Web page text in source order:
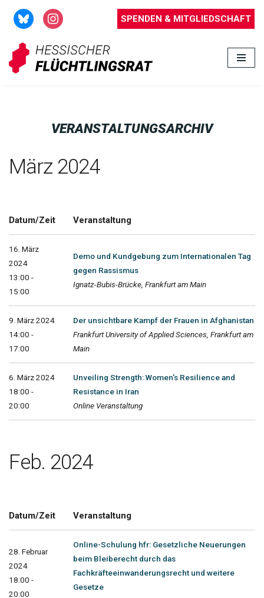
Zum
Inhalt
springen
SPENDEN & MITGLIEDSCHAFT
VERANSTALTUNGSARCHIV
März 2024
Datum/Zeit Veranstaltung
16. März
2024
13:00 -
15:00
Demo und Kundgebung zum Internationalen Tag
gegen Rassismus
Ignatz-Bubis-Brücke, Frankfurt am Main
9. März 2024
14:00 -
17:00
Der unsichtbare Kampf der Frauen in Afghanistan
Frankfurt University of Applied Sciences, Frankfurt am
Main
6. März 2024
18:00 -
20:00
Unveiling Strength: Women's Resilience and
Resistance in Iran
Online Veranstaltung
Feb. 2024
Datum/Zeit Veranstaltung
28. Februar
2024
18:00 -
20:00
Online-Schulung hfr: Gesetzliche Neuerungen
beim Bleiberecht durch das
Fachkräfteeinwanderungsrecht und weitere
Gesetze